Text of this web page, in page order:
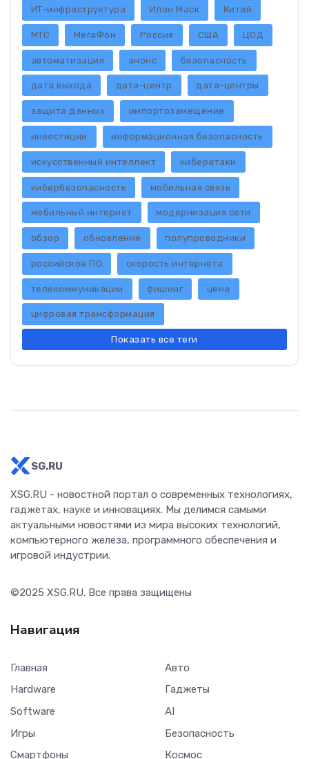
ИТ-инфраструктура Илон Маск Китай
МТС МегаФон Россия США ЦОД
автоматизация анонс безопасность
дата выхода дата-центр дата-центры
защита данных импортозамещение
инвестиции информационная безопасность
искусственный интеллект кибератаки
кибербезопасность мобильная связь
мобильный интернет модернизация сети
обзор обновление полупроводники
российское ПО скорость интернета
телекоммуникации фишинг цена
цифровая трансформация
Показать все теги
SG.RU
XSG.RU - новостной портал о современных технологиях,
гаджетах, науке и инновациях. Мы делимся самыми
актуальными новостями из мира высоких технологий,
компьютерного железа, программного обеспечения и
игровой индустрии.
©2025 XSG.RU. Все права защищены
Навигация
Главная
Hardware
Software
Игры
Смартфоны
Авто
Гаджеты
AI
Безопасность
Космос